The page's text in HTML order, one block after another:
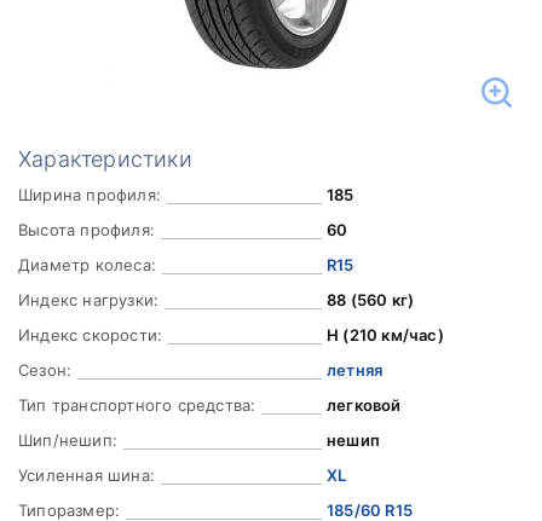
Характеристики
Ширина профиля:
185
Высота профиля:
60
Диаметр колеса:
R15
Индекс нагрузки:
88 (560 кг)
Индекс скорости:
H (210 км/час)
Сезон:
летняя
Тип транспортного средства:
легковой
Шип/нешип:
нешип
Усиленная шина:
XL
Типоразмер:
185/60 R15